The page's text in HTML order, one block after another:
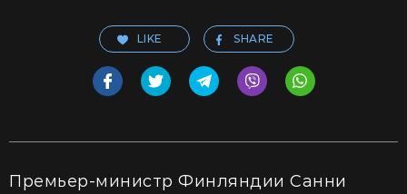
LIKE SHARE
Премьер-министр Финляндии Санни